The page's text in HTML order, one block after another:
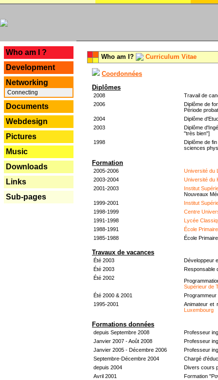
Who am I ?
Development
Networking
Connecting
Documents
Webdesign
Pictures
Music
Downloads
Links
Sub-pages
Who am I? Curriculum Vitae
Coordonnées
Diplômes
2008
Travail de
2006
Diplôme de
Période
2004
Diplôme
2003
Diplôme
"très bien"]
1998
Diplôme de
sciences
Formation
2005-2006
Université du
2003-2004
Université du
2001-2003
Institut
Nouveaux
1999-2001
Institut
1998-1999
Centre
1991-1998
Lycée
1988-1991
École
1985-1988
École
Travaux de vacances
Été 2003
Développeur
Été 2003
Responsable
Été 2002
Supérieur de
Été 2000 & 2001
Programmeur
1995-2001
Animateur et
Luxembourg
Formations données
depuis Septembre 2008
Professeur
Janvier 2007 - Août 2008
Professeur
Janvier 2005 - Décembre 2006
Professeur
Septembre-Décembre 2004
Chargé
depuis 2004
Divers cours
Avril 2001
Formation